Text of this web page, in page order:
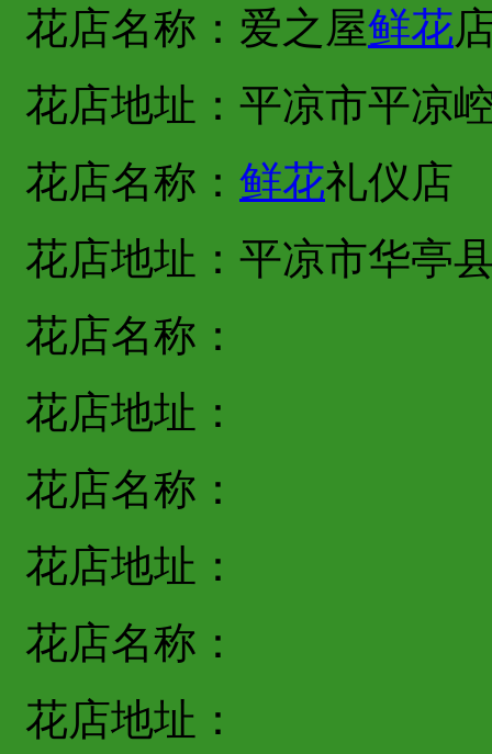
花店名称：爱之屋鲜花
花店地址：平凉市平凉
花店名称： 鲜花礼仪店
花店地址：平凉市华亭
花店名称：
花店地址：
花店名称：
花店地址：
花店名称：
花店地址：